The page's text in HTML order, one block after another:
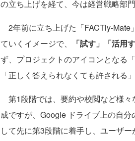
の立ち上げを経て、今は経営戦略部
2年前に立ち上げた「FACTly-Mate
ていくイメージで、
「試す」「活用
ず、プロジェクトのアイコンとなる
「正しく答えられなくても許される
第1段階では、要約や校閲など様
成ですが、Google ドライブ上の自
して先に第3段階に着手し、ユーザ